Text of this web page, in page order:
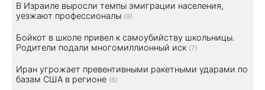
В Израиле выросли темпы эмиграции населения,
уезжают профессионалы (9)
Бойкот в школе привел к самоубийству школьницы.
Родители подали многомиллионный иск (7)
Иран угрожает превентивными ракетными ударами по
базам США в регионе (6)